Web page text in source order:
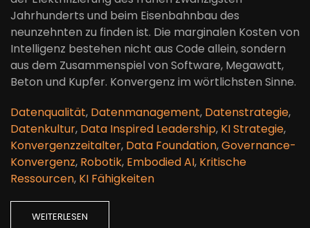
Jahrhunderts und beim Eisenbahnbau des
neunzehnten zu finden ist. Die marginalen Kosten von
Intelligenz bestehen nicht aus Code allein, sondern
aus dem Zusammenspiel von Software, Megawatt,
Beton und Kupfer. Konvergenz im wörtlichsten Sinne.
Datenqualität, Datenmanagement, Datenstrategie,
Datenkultur, Data Inspired Leadership, KI Strategie,
Konvergenzzeitalter, Data Foundation,Governance-
Konvergenz, Robotik, Embodied AI, Kritische
Ressourcen, KI Fähigkeiten
WEITERLESEN